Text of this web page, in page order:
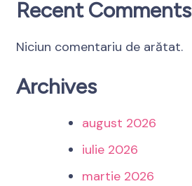
Recent Comments
Niciun comentariu de arătat.
Archives
august 2026
iulie 2026
martie 2026